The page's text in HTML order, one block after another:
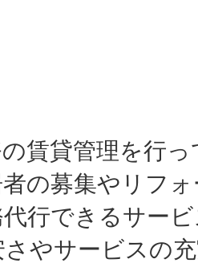
賃貸管理を行
の募集やリフ
行できるサー
やサービスの